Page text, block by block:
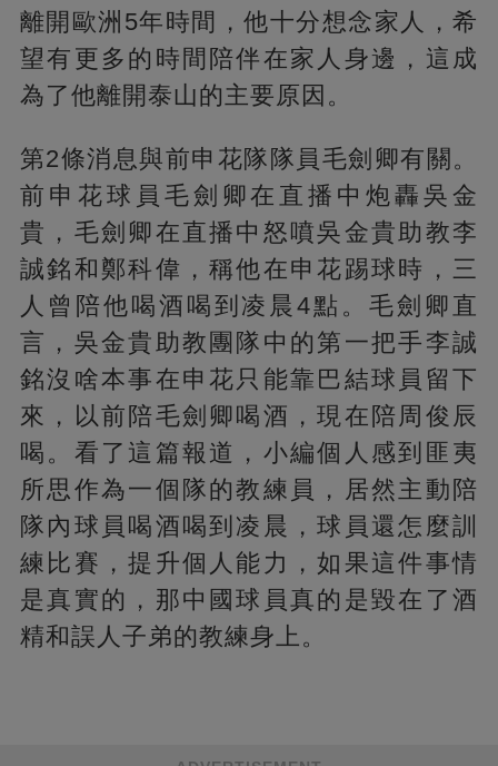
離開歐洲5年時間，他十分想念家人，希
望有更多的時間陪伴在家人身邊，這成
為了他離開泰山的主要原因。
第2條消息與前申花隊隊員毛劍卿有關。
前申花球員毛劍卿在直播中炮轟吳金
貴，毛劍卿在直播中怒噴吳金貴助教李
誠銘和鄭科偉，稱他在申花踢球時，三
人曾陪他喝酒喝到凌晨4點。毛劍卿直
言，吳金貴助教團隊中的第一把手李誠
銘沒啥本事在申花只能靠巴結球員留下
來，以前陪毛劍卿喝酒，現在陪周俊辰
喝。看了這篇報道，小編個人感到匪夷
所思作為一個隊的教練員，居然主動陪
隊內球員喝酒喝到凌晨，球員還怎麼訓
練比賽，提升個人能力，如果這件事情
是真實的，那中國球員真的是毀在了酒
精和誤人子弟的教練身上。